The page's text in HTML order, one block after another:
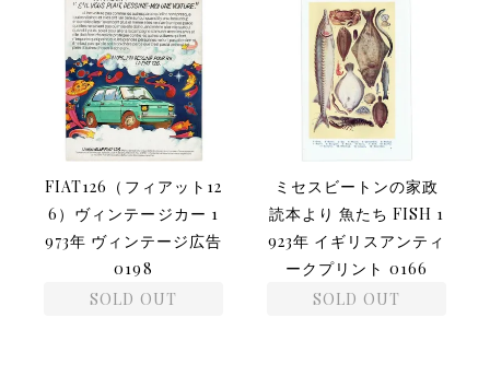
FIAT126（フィアット12
6）ヴィンテージカー 1
973年 ヴィンテージ広告
0198
SOLD OUT
ミセスビートンの家政
読本より 魚たち FISH 1
923年 イギリスアンティ
ークプリント 0166
SOLD OUT